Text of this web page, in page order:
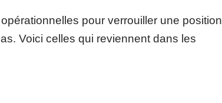
pour verrouiller une position
Voici celles qui reviennent dans les